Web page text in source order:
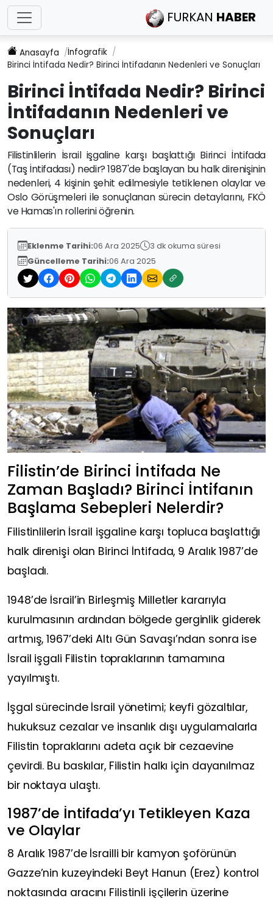
FURKAN HABER
Anasayfa
İnfografik
Birinci İntifada Nedir? Birinci İntifadanın Nedenleri ve Sonuçları
Birinci İntifada Nedir? Birinci
İntifadanın Nedenleri ve
Sonuçları
Filistinlilerin İsrail işgaline karşı başlattığı Birinci İntifada
(Taş İntifadası) nedir? 1987'de başlayan bu halk direnişinin
nedenleri, 4 kişinin şehit edilmesiyle tetiklenen olaylar ve
Oslo Görüşmeleri ile sonuçlanan sürecin detaylarını, FKÖ
ve Hamas'ın rollerini öğrenin.
Eklenme Tarihi:06 Ara 2025
3 dk okuma süresi
Güncelleme Tarihi:06 Ara 2025
Filistin’de Birinci İntifada Ne
Zaman Başladı? Birinci İntifanın
Başlama Sebepleri Nelerdir?
Filistinlilerin İsrail işgaline karşı topluca başlattığı
halk direnişi olan Birinci İntifada, 9 Aralık 1987’de
başladı.
1948’de İsrail’in Birleşmiş Milletler kararıyla
kurulmasının ardından bölgede gerginlik giderek
artmış, 1967’deki Altı Gün Savaşı’ndan sonra ise
İsrail işgali Filistin topraklarının tamamına
yayılmıştı.
İşgal sürecinde İsrail yönetimi; keyfi gözaltılar,
hukuksuz cezalar ve insanlık dışı uygulamalarla
Filistin topraklarını adeta açık bir cezaevine
çevirdi. Bu baskılar, Filistin halkı için dayanılmaz
bir noktaya ulaştı.
1987’de İntifada’yı Tetikleyen Kaza
ve Olaylar
8 Aralık 1987’de İsrailli bir kamyon şoförünün
Gazze’nin kuzeyindeki Beyt Hanun (Erez) kontrol
noktasında aracını Filistinli işçilerin üzerine